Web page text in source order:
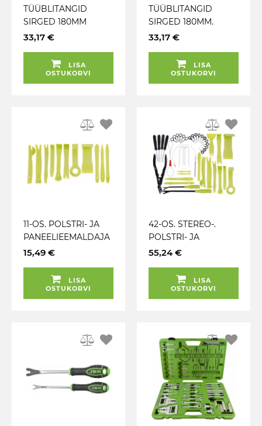
TÜÜBLITANGID
SIRGED 180MM
TRIUMF
33,17 €
LISA
OSTUKORVI
TÜÜBLITANGID
SIRGED 180MM.
NISSAN JMS TRIUMF
33,17 €
LISA
OSTUKORVI
11-OS. POLSTRI- JA
PANEELIEEMALDAJA
TE KOMPLEKT
15,49 €
LISA
OSTUKORVI
42-OS. STEREO-.
POLSTRI- JA
PANEELIEEMALDAJA
CARMOTION
55,24 €
LISA
OSTUKORVI